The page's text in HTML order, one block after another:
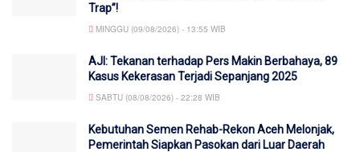
Trap”!
MINGGU (09/08/2026) - 13:55 WIB
AJI: Tekanan terhadap Pers Makin Berbahaya, 89
Kasus Kekerasan Terjadi Sepanjang 2025
SABTU (08/08/2026) - 22:28 WIB
Kebutuhan Semen Rehab-Rekon Aceh Melonjak,
Pemerintah Siapkan Pasokan dari Luar Daerah